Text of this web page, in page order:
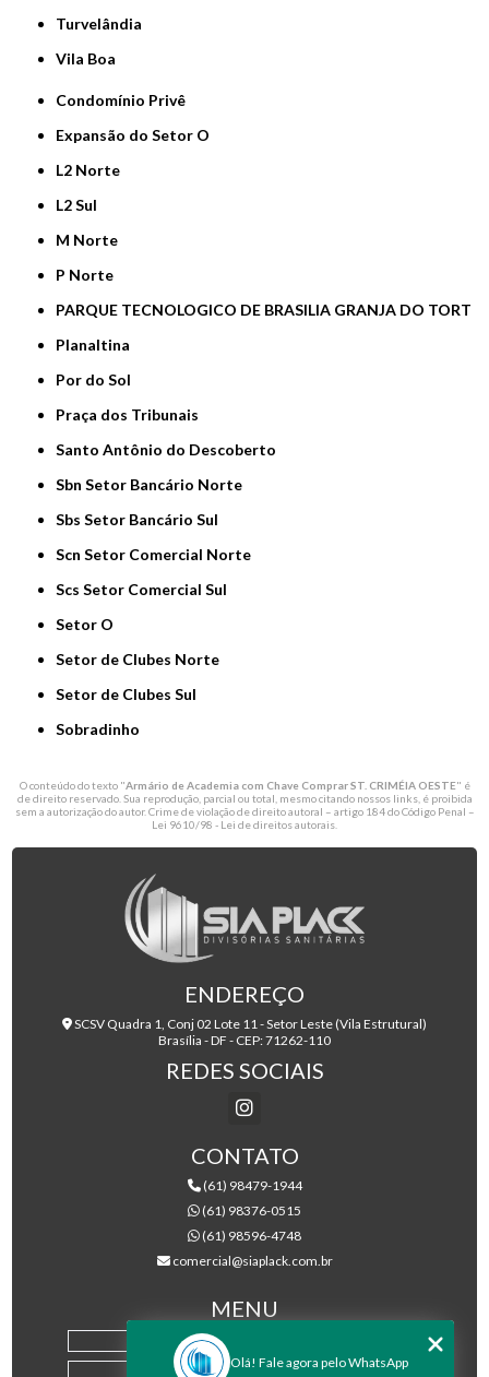
Turvelândia
Vila Boa
Condomínio Privê
Expansão do Setor O
L2 Norte
L2 Sul
M Norte
P Norte
PARQUE TECNOLOGICO DE BRASILIA GRANJA DO TORT
Planaltina
Por do Sol
Praça dos Tribunais
Santo Antônio do Descoberto
Sbn Setor Bancário Norte
Sbs Setor Bancário Sul
Scn Setor Comercial Norte
Scs Setor Comercial Sul
Setor O
Setor de Clubes Norte
Setor de Clubes Sul
Sobradinho
O conteúdo do texto "Armário de Academia com Chave Comprar ST. CRIMÉIA OESTE" é
de direito reservado. Sua reprodução, parcial ou total, mesmo citando nossos links, é proibida
sem a autorização do autor. Crime de violação de direito autoral – artigo 184 do Código Penal –
Lei 9610/98 - Lei de direitos autorais.
ENDEREÇO
SCSV Quadra 1, Conj 02 Lote 11 - Setor Leste (Vila Estrutural)
Brasília - DF - CEP: 71262-110
REDES SOCIAIS
CONTATO
(61) 98479-1944
(61) 98376-0515
(61) 98596-4748
comercial@siaplack.com.br
MENU
EMPRESA
Olá! Fale agora pelo WhatsApp